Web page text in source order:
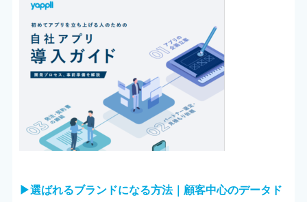
▶︎選ばれるブランドになる方法｜顧客中心のデータド